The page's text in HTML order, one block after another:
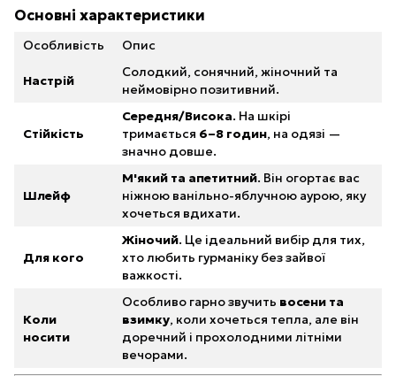
Основні характеристики
Особливість Опис
Настрій
Солодкий, сонячний, жіночний та
неймовірно позитивний.
Стійкість
Середня/Висока. На шкірі
тримається 6–8 годин, на одязі —
значно довше.
Шлейф
М'який та апетитний. Він огортає вас
ніжною ванільно-яблучною аурою, яку
хочеться вдихати.
Для кого
Жіночий. Це ідеальний вибір для тих,
хто любить гурманіку без зайвої
важкості.
Коли
носити
Особливо гарно звучить восени та
взимку, коли хочеться тепла, але він
доречний і прохолодними літніми
вечорами.